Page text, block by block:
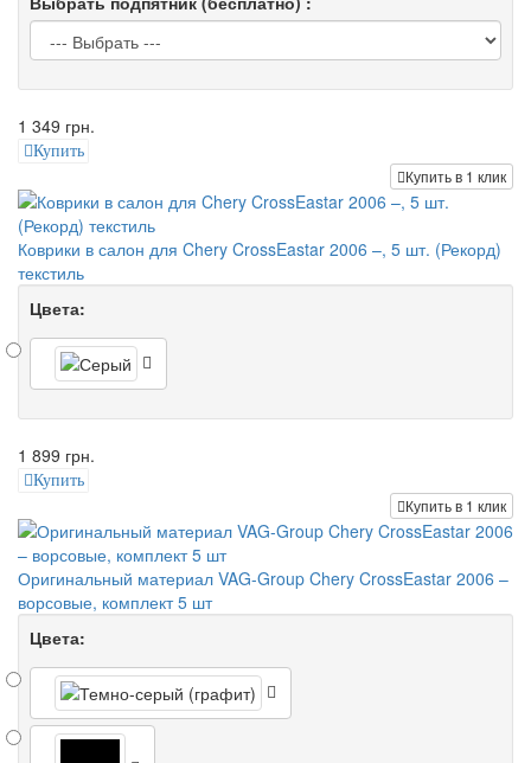
1 349 грн.
Купить
Купить в 1 клик
Коврики в салон для Chery CrossEastar 2006 –, 5 шт. (Рекорд)
текстиль
Цвета:
1 899 грн.
Купить
Купить в 1 клик
Оригинальный материал VAG-Group Chery CrossEastar 2006 –
ворсовые, комплект 5 шт
Цвета: